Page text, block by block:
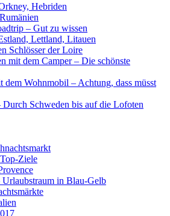
Hebriden
– Gut zu wissen
Lettland, Litauen
Schlösser der Loire
mit dem Camper – Die schönste
dem Wohnmobil – Achtung, dass müsst
Schweden bis auf die Lofoten
Ziele
Urlaubstraum in Blau-Gelb